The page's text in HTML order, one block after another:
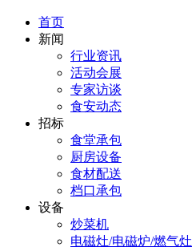
首页
新闻
行业资讯
活动会展
专家访谈
食安动态
招标
食堂承包
厨房设备
食材配送
档口承包
设备
炒菜机
电磁灶/电磁炉/燃气灶